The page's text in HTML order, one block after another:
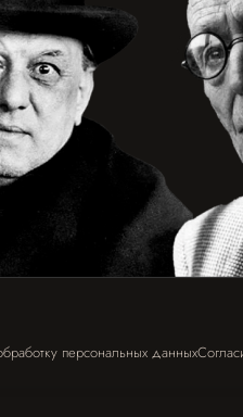
персональных данных